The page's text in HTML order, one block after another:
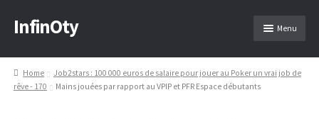
Skip
to
Skip
to
InfinOty Menu
Home
Job2stars : 100 000 euros de salaire pour jouer au Poker un vrai job de
rêve - 170
Mains jouées par rapport au VPIP et PFR Espace débutants